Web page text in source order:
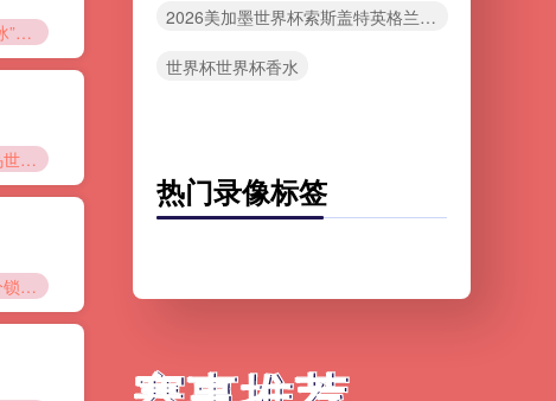
“破冰”科普销量破50万成体育文化新现象
义乌世界杯授权商品出口榜：Q版梅西手办领跑销量
三分锁入场券：美加墨世界杯出线新规”
2026美加墨世界杯索斯盖特英格兰变阵
世界杯世界杯香水
热门录像标签